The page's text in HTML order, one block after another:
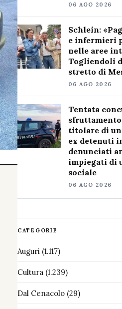
06 AGO 2026
Schlein:
e infermieri
nelle aree
Togliendoli
stretto di
06 AGO 2026
Tentata
titolare di
ex detenuti
denunciati
impiegati di
sociale
06 AGO 2026
CATEGORIE
Auguri(1.117)
Cultura(1.239)
Dal Cenacolo(29)